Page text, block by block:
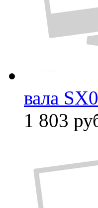
вала
1 803